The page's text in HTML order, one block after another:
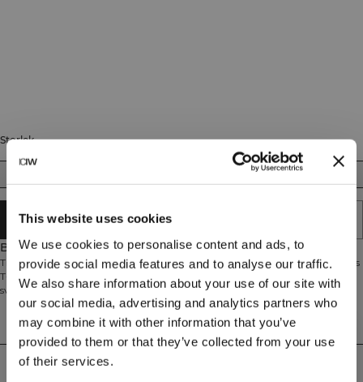
This website uses cookies
We use cookies to personalise content and ads, to
provide social media features and to analyse our traffic.
We also share information about your use of our site with
our social media, advertising and analytics partners who
may combine it with other information that you’ve
provided to them or that they’ve collected from your use
of their services.
Storlek
XL
SLUTSÅLD - MEDDELA MIG
Beskrivning
Träningslinne i mesh-material perfekt för intensiva gympass. Stride Sleeveless
T-shirt är tillverkad i ett lätt och luftigt wafflemesh-material som håller dig
sval under hela träningspasset. Den förlängda ryggen tillsammans med
sidoslitsar och ärmlös design ger dig maximal rörelsefrihet under alla typer av
träning. 90% Återvunnen polyester, 10% Elastan.
Tekniska aspekter
Leverans & returer